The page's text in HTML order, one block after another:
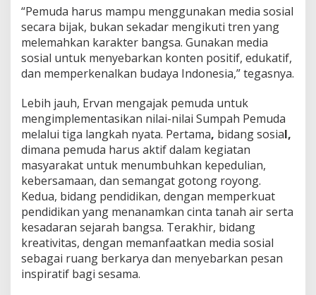
D
i
g
i
t
a
“Pemuda harus mampu menggunakan media sosial
secara bijak, bukan sekadar mengikuti tren yang
melemahkan karakter bangsa. Gunakan media
sosial untuk menyebarkan konten positif, edukatif,
dan memperkenalkan budaya Indonesia,” tegasnya.
Lebih jauh, Ervan mengajak pemuda untuk
mengimplementasikan nilai-nilai Sumpah Pemuda
melalui tiga langkah nyata. Pertama, bidang sosial,
dimana pemuda harus aktif dalam kegiatan
masyarakat untuk menumbuhkan kepedulian,
kebersamaan, dan semangat gotong royong.
Kedua, bidang pendidikan, dengan memperkuat
pendidikan yang menanamkan cinta tanah air serta
kesadaran sejarah bangsa. Terakhir, bidang
kreativitas, dengan memanfaatkan media sosial
sebagai ruang berkarya dan menyebarkan pesan
inspiratif bagi sesama.